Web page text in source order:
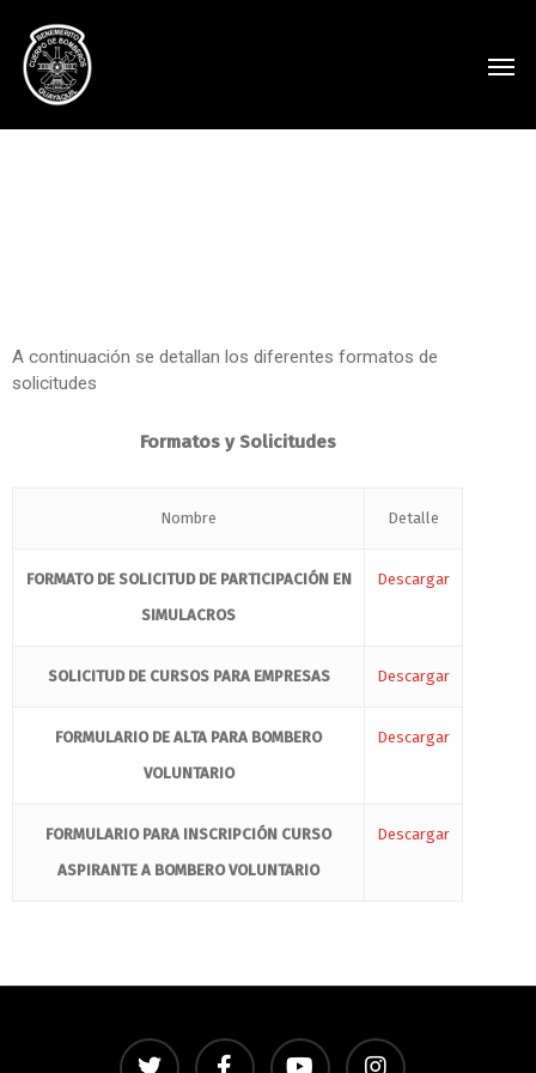
A continuación se detallan los diferentes formatos de
solicitudes
Formatos y Solicitudes
Nombre Detalle
FORMATO DE SOLICITUD DE PARTICIPACIÓN EN
SIMULACROS
Descargar
SOLICITUD DE CURSOS PARA EMPRESAS Descargar
FORMULARIO DE ALTA PARA BOMBERO
VOLUNTARIO
Descargar
FORMULARIO PARA INSCRIPCIÓN CURSO
ASPIRANTE A BOMBERO VOLUNTARIO
Descargar